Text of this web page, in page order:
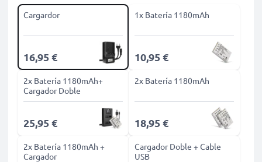
Cargardor
16,95 €
1x Batería 1180mAh
10,95 €
2x Batería 1180mAh+
Cargador Doble
25,95 €
2x Batería 1180mAh
18,95 €
2x Batería 1180mAh +
Cargador
Cargador Doble + Cable
USB